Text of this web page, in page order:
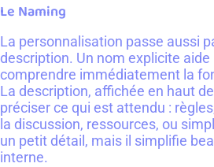
Le Naming
La personnalisation passe aussi
description. Un nom explicite
comprendre immédiatement la
La description, affichée en haut de
préciser ce qui est attendu :
la discussion, ressources, ou
un petit détail, mais il simplifie
interne.